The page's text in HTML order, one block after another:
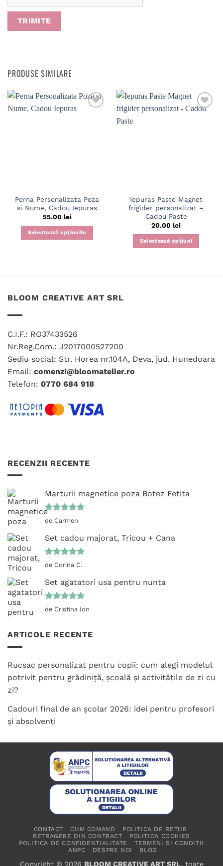
PRODUSE SIMILARE
Perna Personalizata Poza
si Nume, Cadou Iepuras
55.00 lei
Selectează opțiunile
Iepuras Paste Magnet
frigider personalizat –
Cadou Paste
20.00 lei
Selectează opțiuni
BLOOM CREATIVE ART SRL
C.I.F.: RO37433526
Nr.Reg.Com.: J2017000527200
Sediu social: Str. Horea nr.104A, Deva, jud. Hunedoara
Email: comenzi@bloomatelier.ro
Telefon: 0770 684 918
RECENZII RECENTE
Marturii magnetice poza Botez Fetita
Evaluat la
de Carmen
Set cadou majorat, Tricou + Cana
Evaluat la
de Corina C.
Set agatatori usa pentru nunta
Evaluat la
de Cristina Ion
ARTICOLE RECENTE
Rucsac personalizat pentru copii: cum alegi modelul
potrivit pentru grădiniță, școală și activitățile de zi cu
zi?
Cadouri final de an școlar 2026: idei pentru profesori
și absolvenți
CONTACT CUM COMAND
POLITICA DE RETUR
RETRAGERE DIN CONTRACT
POLITICA COOKIES
POLITICA DE CONFIDENTIALITATE
TERMENI SI CONDITII
ANPC
DESPRE NOI BLOG
Copyright © 2026 BLOOM CREATIVE ART SRL, toate